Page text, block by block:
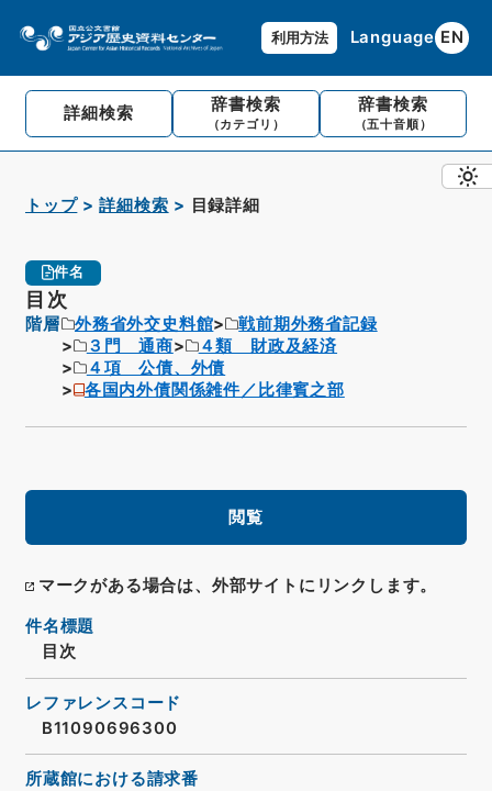
利用方法 Language EN
詳細検索 辞書検索
（カテゴリ）
辞書検索
（五十音順）
トップ 詳細検索 目録詳細
件名
目次
階層 外務省外交史料館
戦前期外務省記録
３門 通商
４類 財政及経済
４項 公債、外債
各国内外債関係雑件／比律賓之部
閲覧
マークがある場合は、外部サイトにリンクします。
件名標題
目次
レファレンスコード
B11090696300
所蔵館における請求番